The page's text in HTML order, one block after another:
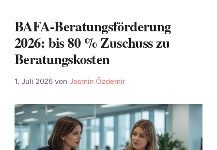
BAFA-Beratungsförderung
2026: bis 80 % Zuschuss zu
Beratungskosten
1. Juli 2026 von Jasmin Özdemir